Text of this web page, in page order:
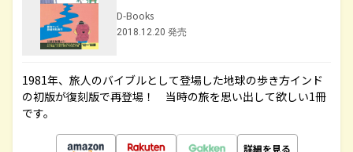
D-Books
2018.12.20 発売
1981年、旅人のバイブルとして登場した地球の歩き方インド
の初版が復刻版で再登場！ 当時の旅を思い出して欲しい1冊
です。
詳細を見る